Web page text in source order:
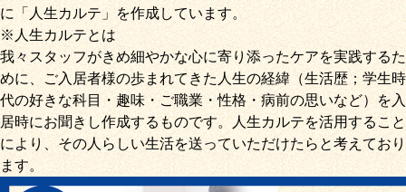
に「人生カルテ」を作成しています。
※人生カルテとは
我々スタッフがきめ細やかな心に寄り添ったケアを実践するた
めに、ご入居者様の歩まれてきた人生の経緯（生活歴；学生時
代の好きな科目・趣味・ご職業・性格・病前の思いなど）を入
居時にお聞きし作成するものです。人生カルテを活用すること
により、その人らしい生活を送っていただけたらと考えており
ます。